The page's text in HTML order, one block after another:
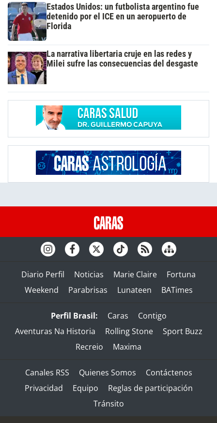
Estados Unidos: un futbolista argentino fue
detenido por el ICE en un aeropuerto de
Florida
La narrativa libertaria cruje en las redes y
Milei sufre las consecuencias del desgaste
Diario Perfil Noticias Marie Claire
Fortuna
Weekend
Parabrisas Lunateen BATimes
Perfil Brasil: Caras
Contigo
Aventuras Na Historia
Rolling Stone
Sport Buzz
Recreio
Maxima
Canales RSS Quienes Somos
Contáctenos
Privacidad
Equipo
Reglas de participación
Tránsito